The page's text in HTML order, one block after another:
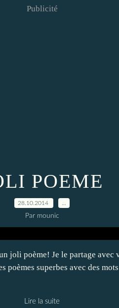
Publicité
POEME
28.10.2014
Par mounic
joli poème! Je le partage
poèmes superbes avec des
Lire la suite